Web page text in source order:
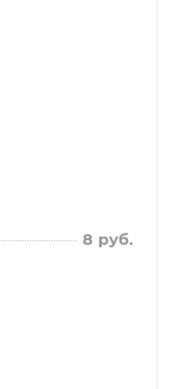
8 руб.